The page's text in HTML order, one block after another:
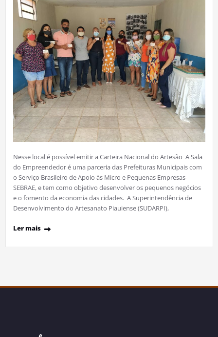
Nesse local é possível emitir a Carteira Nacional do Artesão A Sala
do Empreendedor é uma parceria das Prefeituras Municipais com
o Serviço Brasileiro de Apoio às Micro e Pequenas Empresas-
SEBRAE, e tem como objetivo desenvolver os pequenos negócios
e o fomento da economia das cidades. A Superintendência de
Desenvolvimento do Artesanato Piauiense (SUDARPI),
Ler mais